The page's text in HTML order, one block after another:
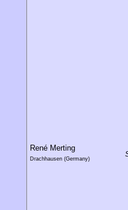
René Merting
Drachhausen (Germany)